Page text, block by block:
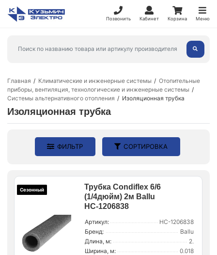
Позвонить Кабинет Корзина Меню
Главная Климатические и инженерные системы
Отопительные
приборы, вентиляция, технологические и инженерные системы
Системы альтернативного отопления
Изоляционная трубка
Изоляционная трубка
ФИЛЬТР СОРТИРОВКА
Сезонный
Трубка Condiflex 6/6
(1/4дюйм) 2м Ballu
НС-1206838
Артикул:
НС-1206838
Бренд:
Ballu
Длина, м:
2.
Ширина, м:
0.018